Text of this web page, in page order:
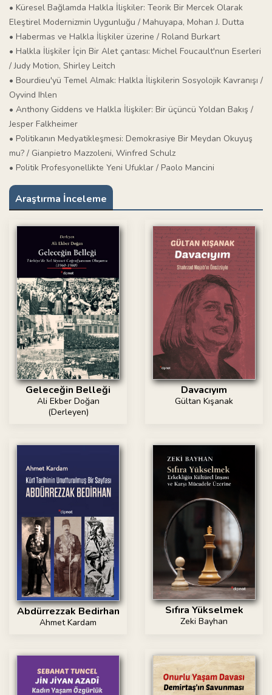
• Küresel Bağlamda Halkla İlişkiler: Teorik Bir Mercek Olarak
Eleştirel Modernizmin Uygunluğu / Mahuyapa, Mohan J. Dutta
• Habermas ve Halkla İlişkiler üzerine / Roland Burkart
• Halkla İlişkiler İçin Bir Alet çantası: Michel Foucault'nun Eserleri
/ Judy Motion, Shirley Leitch
• Bourdieu'yü Temel Almak: Halkla İlişkilerin Sosyolojik Kavranışı /
Oyvind Ihlen
• Anthony Giddens ve Halkla İlişkiler: Bir üçüncü Yoldan Bakış /
Jesper Falkheimer
• Politikanın Medyatikleşmesi: Demokrasiye Bir Meydan Okuyuş
mu? / Gianpietro Mazzoleni, Winfred Schulz
• Politik Profesyonellikte Yeni Ufuklar / Paolo Mancini
Araştırma İnceleme
Geleceğin Belleği
Ali Ekber Doğan
(Derleyen)
Davacıyım
Gültan Kışanak
Abdürrezzak Bedirhan
Ahmet Kardam
Sıfıra Yükselmek
Zeki Bayhan